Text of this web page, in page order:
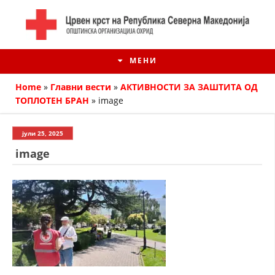
МЕНИ
ИСТОРИЈАТ НА ЦКРМ
ИСТОРИЈАТ НА ДВИЖЕЊЕТО
Home » Главни вести » АКТИВНОСТИ ЗА ЗАШТИТА ОД
ТОПЛОТЕН БРАН » image
јули 25, 2025
image